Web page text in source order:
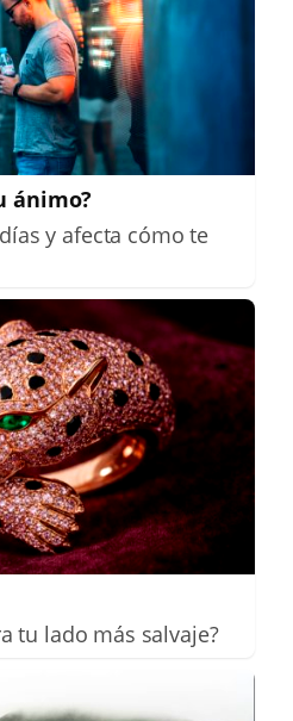
ánimo?
y afecta cómo te
tu lado más salvaje?